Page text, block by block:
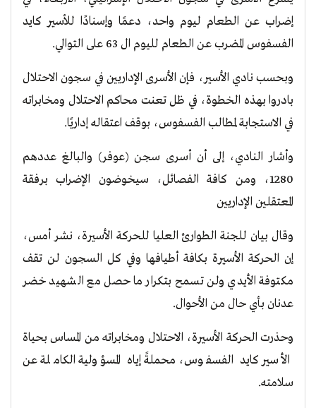
إضراب عن الطعام ليوم واحد، دعمًا وإسنادًا للأسير كايد
الفسفوس المضرب عن الطعام لليوم ال 63 على التوالي.
وبحسب نادي الأسير، فإن الأسرى الإداريين في سجون الاحتلال
بادروا بهذه الخطوة، في ظل تعنت محاكم الاحتلال ومخابراته
في الاستجابة لمطالب الفسفوس، بوقف اعتقاله إداريًا.
وأشار النادي، إلى أن أسرى سجن (عوفر) والبالغ عددهم
1280، ومن كافة الفصائل، سيخوضون الإضراب برفقة
المعتقلين الإداريين
وقال بيان للجنة الطوارئ العليا للحركة الأسيرة، نشر أمس،
إن الحركة الأسيرة بكافة أطيافها وفي كل السجون لن تقف
مكتوفة الأيدي ولن تسمح بتكرار ما حصل مع الشهيد خضر
عدنان بأي حال من الأحوال.
وحذرت الحركة الأسيرة، الاحتلال ومخابراته من المساس بحياة
الأسير كايد الفسفوس، محملةً إياه المسؤولية الكاملة عن
سلامته.